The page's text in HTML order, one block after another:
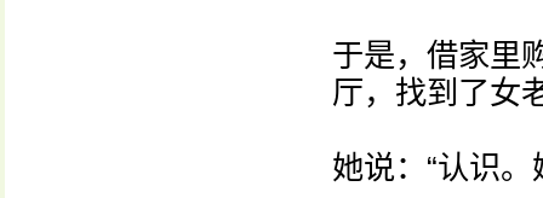
于是，借家里
厅，找到了女
她说：“认识